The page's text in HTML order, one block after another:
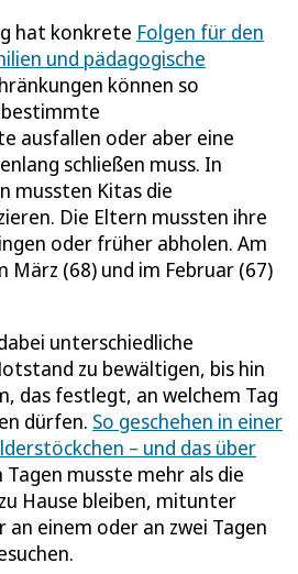
hat konkrete Folgen für den
und pädagogische
können so
bestimmte
ausfallen oder aber eine
schließen muss. In
mussten Kitas die
Die Eltern mussten ihre
oder früher abholen. Am
März (68) und im Februar (67)
unterschiedliche
zu bewältigen, bis hin
das festlegt, an welchem Tag
dürfen. So geschehen in einer
– und das über
Tagen musste mehr als die
Hause bleiben, mitunter
an einem oder an zwei Tagen